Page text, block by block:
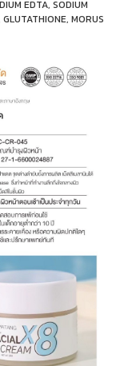
EDTA, SODIUM
MORUS